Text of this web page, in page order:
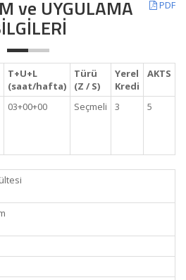
PDF
ve UYGULAMA
T+U+L
(saat/hafta)
Türü
(Z / S)
Yerel
Kredi
AKTS
03+00+00 Seçmeli 3 5